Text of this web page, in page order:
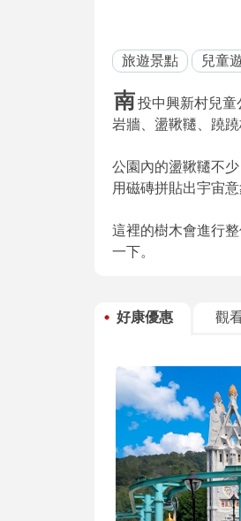
旅遊景點 兒童
南投中興新村兒
岩牆、盪鞦韆、蹺
公園內的盪鞦韆不
用磁磚拼貼出宇宙
這裡的樹木會進行
一下。
好康優惠 觀